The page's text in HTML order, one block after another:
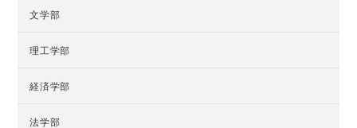
文学部
理工学部
経済学部
法学部